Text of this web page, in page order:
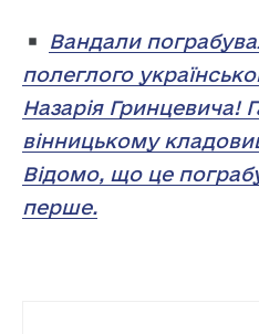
Вандали
полеглого
Назарія Гринцевича!
вінницькому
Відомо, що це
перше.